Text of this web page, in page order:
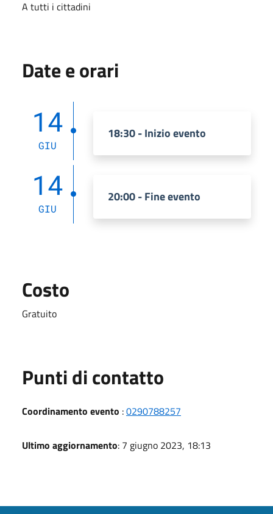
A tutti i cittadini
Date e orari
14
GIU
18:30 - Inizio evento
14
GIU
20:00 - Fine evento
Costo
Gratuito
Punti di contatto
Coordinamento evento :0290788257
Ultimo aggiornamento: 7 giugno 2023, 18:13